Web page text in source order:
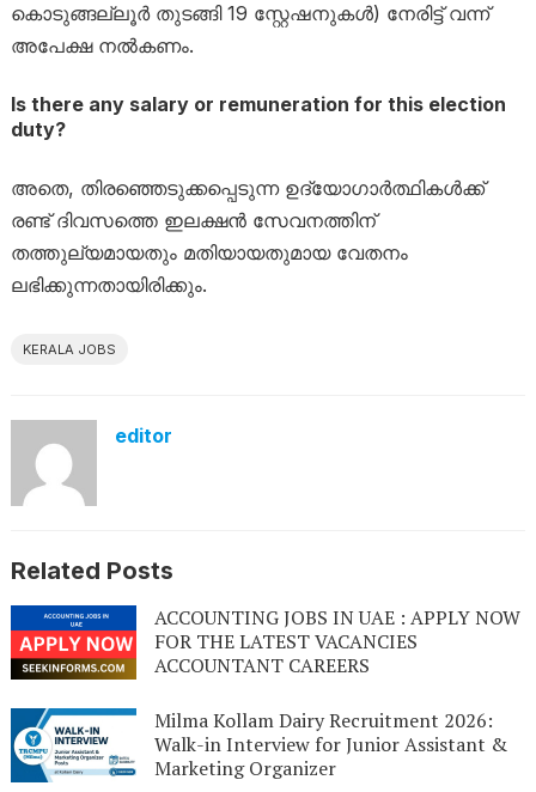
കൊടുങ്ങല്ലൂർ തുടങ്ങി 19 സ്റ്റേഷനുകൾ) നേരിട്ട് വന്ന്
അപേക്ഷ നൽകണം.
Is there any salary or remuneration for this election
duty?
അതെ, തിരഞ്ഞെടുക്കപ്പെടുന്ന ഉദ്യോഗാർത്ഥികൾക്ക്
രണ്ട് ദിവസത്തെ ഇലക്ഷൻ സേവനത്തിന്
തത്തുല്യമായതും മതിയായതുമായ വേതനം
ലഭിക്കുന്നതായിരിക്കും.
KERALA JOBS
editor
Related Posts
ACCOUNTING JOBS IN UAE : APPLY NOW
FOR THE LATEST VACANCIES
ACCOUNTANT CAREERS
Milma Kollam Dairy Recruitment 2026:
Walk-in Interview for Junior Assistant &
Marketing Organizer